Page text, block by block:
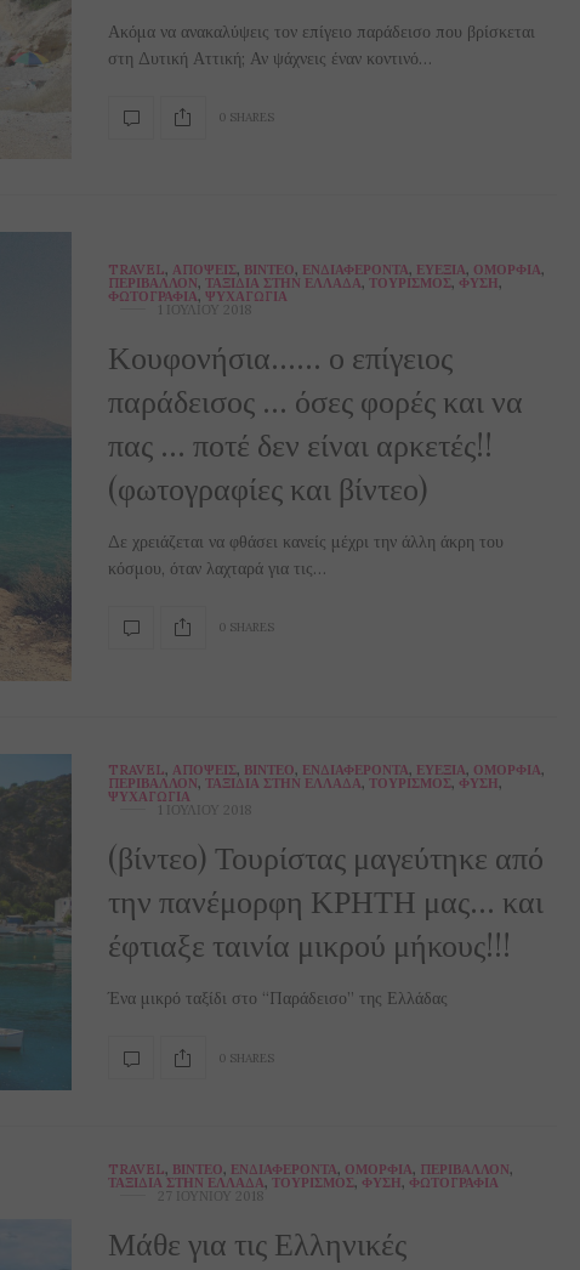
Ακόμα να ανακαλύψεις τον επίγειο παράδεισο που βρίσκεται
στη Δυτική Αττική; Αν ψάχνεις έναν κοντινό…
0 SHARES
TRAVEL, ΑΠΌΨΕΙΣ, ΒΊΝΤΕΟ, ΕΝΔΙΑΦΈΡΟΝΤΑ, ΕΥΕΞΊΑ, ΟΜΟΡΦΙΆ,
ΠΕΡΙΒΆΛΛΟΝ, ΤΑΞΊΔΙΑ ΣΤΗΝ ΕΛΛΆΔΑ, ΤΟΥΡΙΣΜΌΣ, ΦΎΣΗ,
ΦΩΤΟΓΡΑΦΊΑ, ΨΥΧΑΓΩΓΊΑ
1 ΙΟΥΛΊΟΥ 2018
Κουφονήσια…… ο επίγειος
παράδεισος … όσες φορές και να
πας … ποτέ δεν είναι αρκετές!!
(φωτογραφίες και βίντεο)
Δε χρειάζεται να φθάσει κανείς μέχρι την άλλη άκρη του
κόσμου, όταν λαχταρά για τις…
0 SHARES
TRAVEL, ΑΠΌΨΕΙΣ, ΒΊΝΤΕΟ, ΕΝΔΙΑΦΈΡΟΝΤΑ, ΕΥΕΞΊΑ, ΟΜΟΡΦΙΆ,
ΠΕΡΙΒΆΛΛΟΝ, ΤΑΞΊΔΙΑ ΣΤΗΝ ΕΛΛΆΔΑ, ΤΟΥΡΙΣΜΌΣ, ΦΎΣΗ,
ΨΥΧΑΓΩΓΊΑ
1 ΙΟΥΛΊΟΥ 2018
(βίντεο) Τουρίστας μαγεύτηκε από
την πανέμορφη ΚΡΗΤΗ μας… και
έφτιαξε ταινία μικρού μήκους!!!
Ένα μικρό ταξίδι στο “Παράδεισο” της Ελλάδας
0 SHARES
TRAVEL, ΒΊΝΤΕΟ, ΕΝΔΙΑΦΈΡΟΝΤΑ, ΟΜΟΡΦΙΆ, ΠΕΡΙΒΆΛΛΟΝ,
ΤΑΞΊΔΙΑ ΣΤΗΝ ΕΛΛΆΔΑ, ΤΟΥΡΙΣΜΌΣ, ΦΎΣΗ, ΦΩΤΟΓΡΑΦΊΑ
27 ΙΟΥΝΊΟΥ 2018
Μάθε για τις Ελληνικές